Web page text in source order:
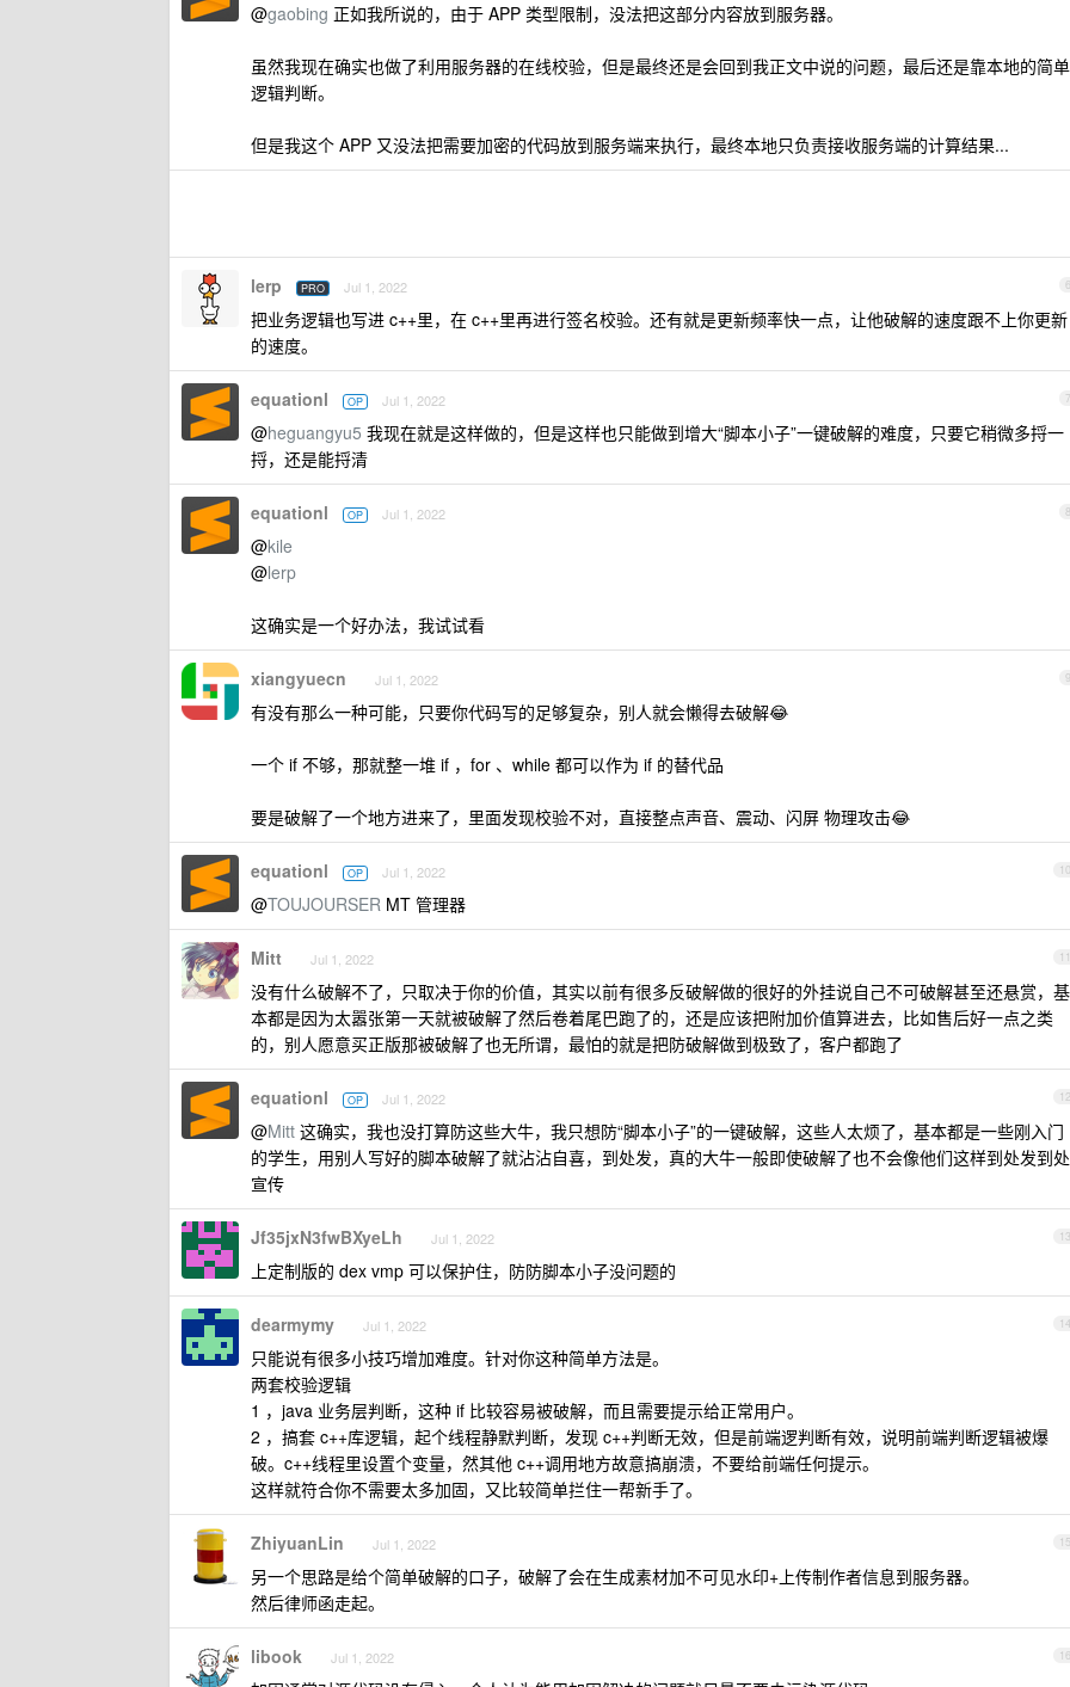
@gaobing 正如我所说的，由于 APP 类型限制，没法把这部分内容放到服务器。
虽然我现在确实也做了利用服务器的在线校验，但是最终还是会回到我正文中说的问题，最后还是靠本地的简单
逻辑判断。
但是我这个 APP 又没法把需要加密的代码放到服务端来执行，最终本地只负责接收服务端的计算结果...
6
lerp PRO Jul 1, 2022
把业务逻辑也写进 c++里，在 c++里再进行签名校验。还有就是更新频率快一点，让他破解的速度跟不上你更新
的速度。
7
equationl OP Jul 1, 2022
@heguangyu5 我现在就是这样做的，但是这样也只能做到增大“脚本小子”一键破解的难度，只要它稍微多捋一
捋，还是能捋清
8
equationl OP Jul 1, 2022
@kile
@lerp
这确实是一个好办法，我试试看
9
xiangyuecn Jul 1, 2022
有没有那么一种可能，只要你代码写的足够复杂，别人就会懒得去破解😂
一个 if 不够，那就整一堆 if ，for 、while 都可以作为 if 的替代品
要是破解了一个地方进来了，里面发现校验不对，直接整点声音、震动、闪屏 物理攻击😂
10
equationl OP Jul 1, 2022
@TOUJOURSER MT 管理器
11
Mitt Jul 1, 2022
没有什么破解不了，只取决于你的价值，其实以前有很多反破解做的很好的外挂说自己不可破解甚至还悬赏，基
本都是因为太嚣张第一天就被破解了然后卷着尾巴跑了的，还是应该把附加价值算进去，比如售后好一点之类
的，别人愿意买正版那被破解了也无所谓，最怕的就是把防破解做到极致了，客户都跑了
12
equationl OP Jul 1, 2022
@Mitt 这确实，我也没打算防这些大牛，我只想防“脚本小子”的一键破解，这些人太烦了，基本都是一些刚入门
的学生，用别人写好的脚本破解了就沾沾自喜，到处发，真的大牛一般即使破解了也不会像他们这样到处发到处
宣传
13
Jf35jxN3fwBXyeLh Jul 1, 2022
上定制版的 dex vmp 可以保护住，防防脚本小子没问题的
14
dearmymy Jul 1, 2022
只能说有很多小技巧增加难度。针对你这种简单方法是。
两套校验逻辑
1 ，java 业务层判断，这种 if 比较容易被破解，而且需要提示给正常用户。
2 ，搞套 c++库逻辑，起个线程静默判断，发现 c++判断无效，但是前端逻判断有效，说明前端判断逻辑被爆
破。c++线程里设置个变量，然其他 c++调用地方故意搞崩溃，不要给前端任何提示。
这样就符合你不需要太多加固，又比较简单拦住一帮新手了。
15
ZhiyuanLin Jul 1, 2022
另一个思路是给个简单破解的口子，破解了会在生成素材加不可见水印+上传制作者信息到服务器。
然后律师函走起。
16
libook Jul 1, 2022